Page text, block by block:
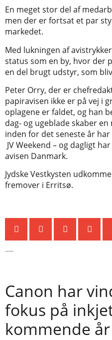
En meget stor del af
men der er fortsat et par
markedet.
Med lukningen af
status som en by, hvor der
en del brugt udstyr, som
Peter Orry, der er
papiravisen ikke er på vej i
oplagene er faldet, og han
dag- og ugeblade skaber
inden for det seneste år
JV Weekend – og dagligt
avisen Danmark.
Jydske Vestkysten
fremover i Erritsø.
Canon har
fokus på
kommende år